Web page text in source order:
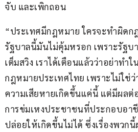
จับ และเพิกถอน
“ประเทศมีกฎหมาย ใครจะทำผิดก
รัฐบาลนี้มันไม่คุ้มหรอก เพราะรัฐ
เต็มสวิง เราได้เตือนแล้วว่าอย่าทำ
กฎหมายประเทศไทย เพราะไม่ใช่
ความเสียหายเกิดขึ้นแค่นี้ แต่มีผลต่
การข่มเหงประชาชนที่ประกอบอา
ปล่อยให้เกิดขึ้นไม่ได้ ซึ่งเรื่องพวก